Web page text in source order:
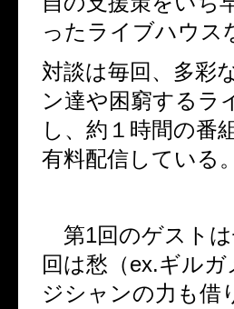
ったライブハウス
対談は毎回、多彩
ン達や困窮するラ
し、約１時間の番
有料配信している。
第1回のゲストは
回は愁（ex.ギル
ジシャンの力も借